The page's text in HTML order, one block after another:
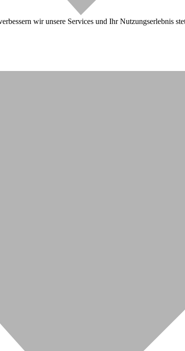
wir unsere Services und Ihr Nutzungserlebnis